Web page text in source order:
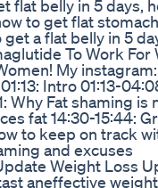
flat belly in 5 days,
to get flat
a flat belly in 5
To Work
My
Intro 01:13-
Why Fat shaming
fat 14:30-15:44:
to keep on track
and excuses
Weight Loss
aneffective